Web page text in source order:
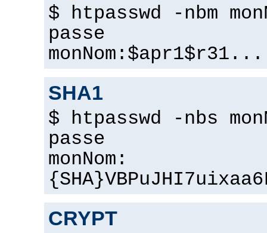
$ htpasswd -nbm
passe
SHA1
$ htpasswd -nbs
passe
monNom:
CRYPT